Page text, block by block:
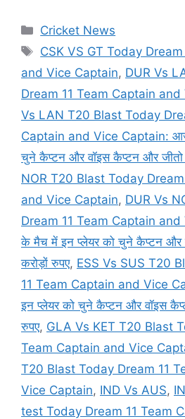
Categories
Cricket News
Tags
CSK VS GT Today
and Vice Captain, DUR Vs
Dream 11 Team Captain
Vs LAN T20 Blast Today
Captain and Vice Captain:
चुने कैप्टन और वॉइस कैप्टन और जीतो
NOR T20 Blast Today
and Vice Captain, DUR Vs
Dream 11 Team Captain
के मैच में इन प्लेयर को चुने कैप्टन और
करोड़ों रुपए, ESS Vs SUS T20
11 Team Captain and Vice
इन प्लेयर को चुने कैप्टन और वॉइस
रुपए, GLA Vs KET T20 Blast
Team Captain and Vice
T20 Blast Today Dream 11
Vice Captain, IND Vs AUS,
test Today Dream 11 Team